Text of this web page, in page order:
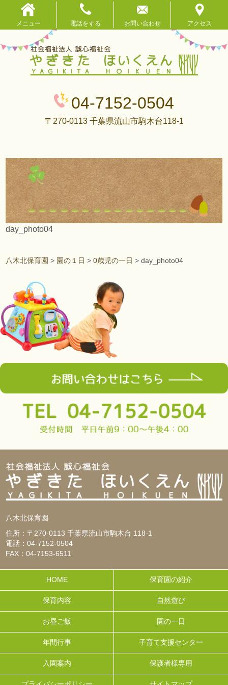
04-7152-0504
〒270-0113 千葉県流山市駒木台118-1
day_photo04
八木北保育園 > 園の１日 >0歳児の一日 >day_photo04
メニュー 電話をする お問い合わせ アクセス
八木北保育園
住所：〒270-0113 千葉県流山市駒木台 118-1
電話：04-7152-0504
FAX：04-7153-6511
HOME 保育園の紹介
保育内容 自然遊び
お昼ご飯 園の一日
年間行事 子育て支援センター
入園案内 保護者様専用